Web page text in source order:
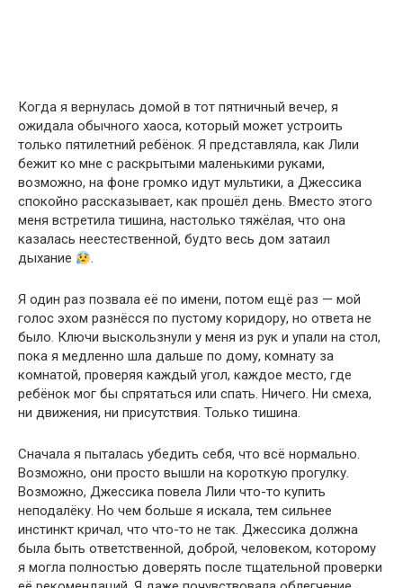
Когда я вернулась домой в тот пятничный вечер, я
ожидала обычного хаоса, который может устроить
только пятилетний ребёнок. Я представляла, как Лили
бежит ко мне с раскрытыми маленькими руками,
возможно, на фоне громко идут мультики, а Джессика
спокойно рассказывает, как прошёл день. Вместо этого
меня встретила тишина, настолько тяжёлая, что она
казалась неестественной, будто весь дом затаил
дыхание
.
Я один раз позвала её по имени, потом ещё раз — мой
голос эхом разнёсся по пустому коридору, но ответа не
было. Ключи выскользнули у меня из рук и упали на стол,
пока я медленно шла дальше по дому, комнату за
комнатой, проверяя каждый угол, каждое место, где
ребёнок мог бы спрятаться или спать. Ничего. Ни смеха,
ни движения, ни присутствия. Только тишина.
Сначала я пыталась убедить себя, что всё нормально.
Возможно, они просто вышли на короткую прогулку.
Возможно, Джессика повела Лили что-то купить
неподалёку. Но чем больше я искала, тем сильнее
инстинкт кричал, что что-то не так. Джессика должна
была быть ответственной, доброй, человеком, которому
я могла полностью доверять после тщательной проверки